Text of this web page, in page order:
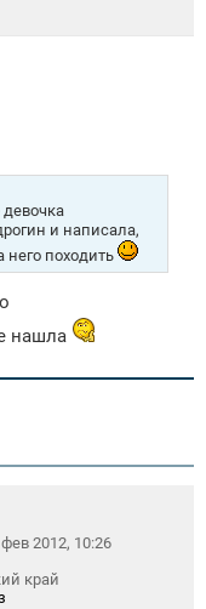
и написала,
походить
нашла
2012, 10:26
край